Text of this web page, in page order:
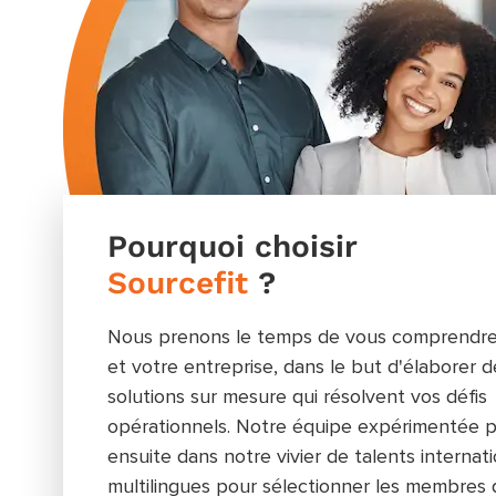
Pourquoi choisir
Sourcefit ?
Nous prenons le temps de vous
et votre entreprise, dans le but d'élaborer
solutions sur mesure qui résolvent vos défis
opérationnels. Notre équipe expérimentée
ensuite dans notre vivier de talents
multilingues pour sélectionner les membres